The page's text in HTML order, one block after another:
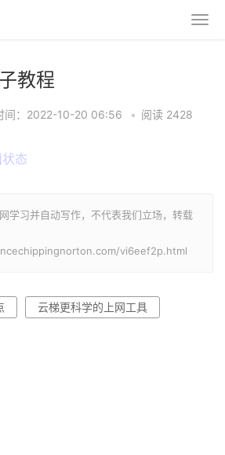
教程
间：2022-10-20 06:56 • 阅读 2428
态
学习并自动写作，不代表我们立场，转载
vi6eef2p.html
云梯更科学的上网工具